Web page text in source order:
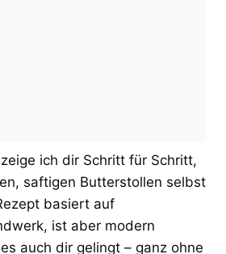
ich dir Schritt für Schritt,
saftigen Butterstollen selbst
basiert auf
ist aber modern
auch dir gelingt – ganz ohne